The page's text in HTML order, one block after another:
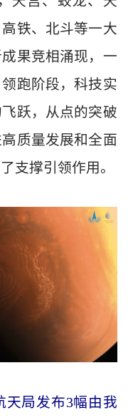
铁、北斗等一大
果竞相涌现，一
跑阶段，科技实
跃，从点的突破
质量发展和全面
支撑引领作用。
局发布3幅由我